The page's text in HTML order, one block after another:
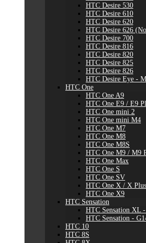
HTC Desire 530
HTC Desire 610
HTC Desire 620
HTC Desire 626
HTC Desire 700
HTC Desire 816
HTC Desire 820
HTC Desire 825
HTC Desire 826
HTC Desire Eye -
HTC One
HTC One A9
HTC One E9 / E9
HTC One mini 2
HTC One mini M4
HTC One M7
HTC One M8
HTC One M8S
HTC One M9 / M9
HTC One Max
HTC One S
HTC One SV
HTC One X / X Plus
HTC One X9
HTC Sensation
HTC Sensation XL
HTC Sensation -
HTC 10
HTC 8S